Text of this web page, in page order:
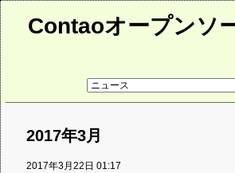
Contaoオープンソ
リ
ペ
ー
2017年3月
2017年3月22日 01:17